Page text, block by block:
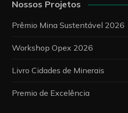
Nossos Projetos
Prêmio Mina Sustentável 2026
Workshop Opex 2026
Livro Cidades de Minerais
Premio de Excelência